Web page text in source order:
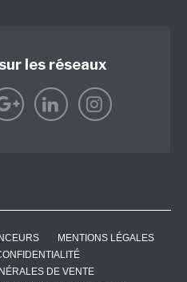
les réseaux
MENTIONS LÉGALES
DE VENTE